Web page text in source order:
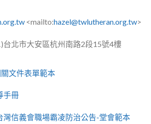
<mailto:hazel@twlutheran.org.tw>
台北市大安區杭州南路2段15號4樓
文件表單範本
手冊
灣信義會職場霸凌防治公告-堂會範本